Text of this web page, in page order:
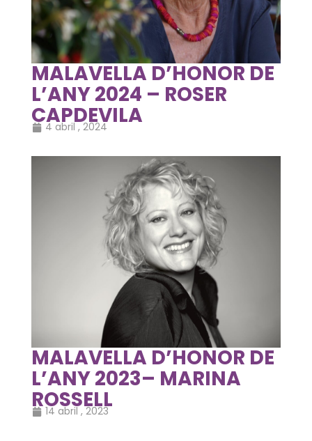
MALAVELLA D’HONOR DE
L’ANY 2024 – ROSER
CAPDEVILA
4 abril , 2024
MALAVELLA D’HONOR DE
L’ANY 2023– MARINA
ROSSELL
14 abril , 2023